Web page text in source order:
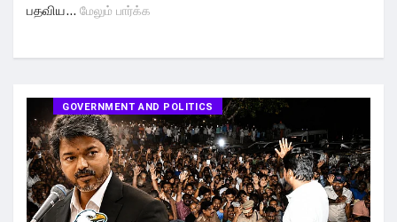
பதவிய... மேலும் பார்க்க
GOVERNMENT AND POLITICS